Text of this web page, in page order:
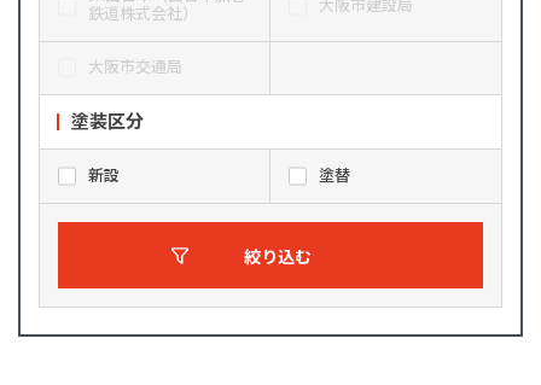
鉄道株式会社）
大阪市建設局
大阪市交通局
塗装区分
新設 塗替
絞り込む